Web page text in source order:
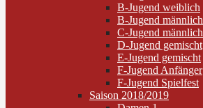
B-Jugend weiblich
B-Jugend männlich
C-Jugend männlich
D-Jugend gemischt
E-Jugend gemischt
F-Jugend Anfänger
F-Jugend Spielfest
Saison 2018/2019